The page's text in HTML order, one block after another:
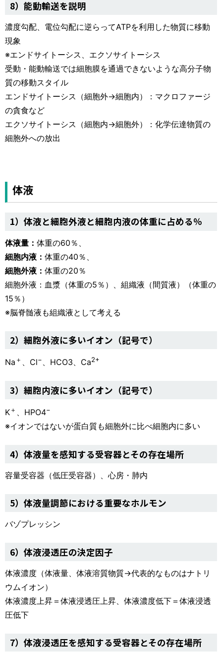
8）能動輸送を説明
濃度勾配、電位勾配に逆らってATPを利用した物質に移動
現象
※エンドサイトーシス、エクソサイトーシス
受動・能動輸送では細胞膜を通過できないような高分子物
質の移動スタイル
エンドサイトーシス（細胞外→細胞内）：マクロファージ
の貪食など
エクソサイトーシス（細胞内→細胞外）：化学伝達物質の
細胞外への放出
体液
1）体液と細胞外液と細胞内液の体重に占める％
体液量： 体重の60％、
細胞内液： 体重の40％、
細胞外液： 体重の20％
細胞外液：血漿（体重の5％）、組織液（間質液）（体重の
15％）
※脳脊髄液も組織液として考える
2）細胞外液に多いイオン（記号で）
Na ＋ 、Cl−、HCO3、Ca2+
3）細胞内液に多いイオン（記号で）
K＋ 、HPO4−
※イオンではないが蛋白質も細胞外に比べ細胞内に多い
4）体液量を感知する受容器とその存在場所
容量受容器（低圧受容器）、心房・肺内
5）体液量調節における重要なホルモン
バゾプレッシン
6）体液浸透圧の決定因子
体液濃度（体液量、体液溶質物質→代表的なものはナトリ
ウムイオン）
体液濃度上昇＝体液浸透圧上昇、体液濃度低下＝体液浸透
圧低下
7）体液浸透圧を感知する受容器とその存在場所